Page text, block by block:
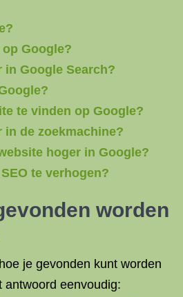
Google?
in Google Search?
te vinden op Google?
in de zoekmachine?
hoger in Google?
te verhogen?
worden
je gevonden kunt worden
antwoord eenvoudig: